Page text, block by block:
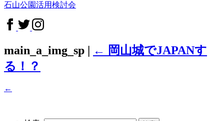
石山公園活用検討会
main_a_img_sp ← 岡山城でJAPANす
る！？
←